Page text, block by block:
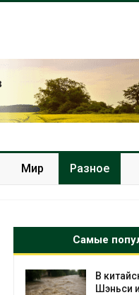
Мир Разное
Самые
В
Шэньси